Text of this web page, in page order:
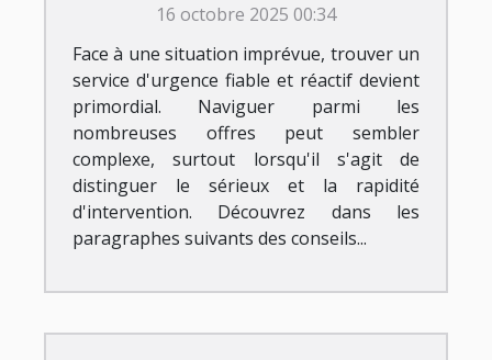
16 octobre 2025 00:34
Face à une situation imprévue, trouver un
service d'urgence fiable et réactif devient
primordial. Naviguer parmi les
nombreuses offres peut sembler
complexe, surtout lorsqu'il s'agit de
distinguer le sérieux et la rapidité
d'intervention. Découvrez dans les
paragraphes suivants des conseils...